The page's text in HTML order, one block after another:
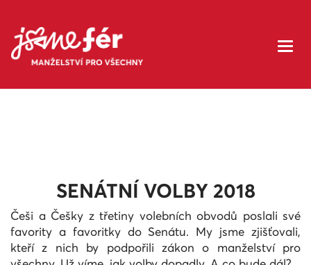
SENÁTNÍ VOLBY 2018
Češi a Češky z třetiny volebních obvodů poslali své
favority a favoritky do Senátu. My jsme zjišťovali,
kteří z nich by podpořili zákon o manželství pro
<